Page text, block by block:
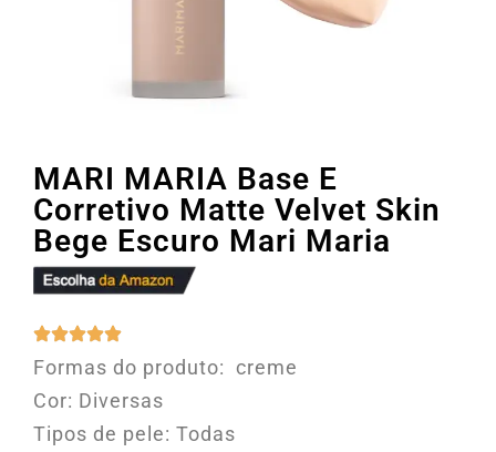
MARI MARIA Base E
Corretivo Matte Velvet Skin
Bege Escuro Mari Maria
Formas do produto: creme
Cor: Diversas
Tipos de pele: Todas